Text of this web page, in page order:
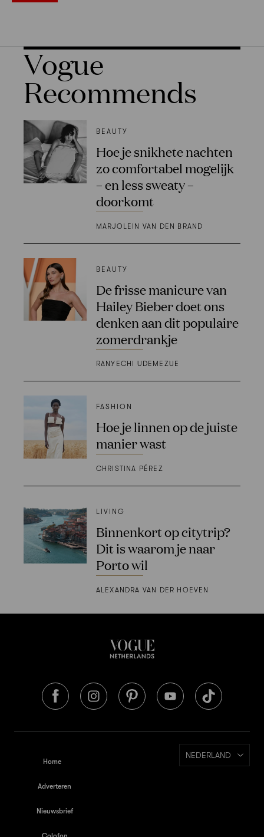
Vogue
Recommends
BEAUTY
Hoe je snikhete nachten
zo comfortabel mogelijk
– en less sweaty –
doorkomt
MARJOLEIN VAN DEN BRAND
BEAUTY
De frisse manicure van
Hailey Bieber doet ons
denken aan dit populaire
zomerdrankje
RANYECHI UDEMEZUE
FASHION
Hoe je linnen op de juiste
manier wast
CHRISTINA PÉREZ
LIVING
Binnenkort op citytrip?
Dit is waarom je naar
Porto wil
ALEXANDRA VAN DER HOEVEN
Home
Adverteren
Nieuwsbrief
NEDERLAND